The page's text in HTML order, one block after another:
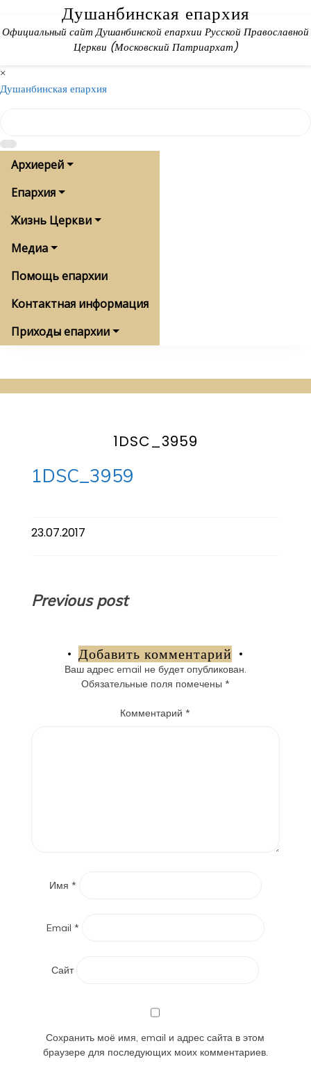
content
Душанбинская епархия
Официальный сайт Душанбинской епархии Русской Православной
Церкви (Московский Патриархат)
×
Душанбинская епархия
Архиерей
Епархия
Жизнь Церкви
Медиа
Помощь епархии
Контактная информация
Приходы епархии
1DSC_3959
1DSC_3959
23.07.2017
Навигация
записям
Previous post
Добавить комментарий
Ваш адрес email не будет опубликован.
Обязательные поля помечены *
Комментарий*
Имя *
Email *
Сайт
Сохранить моё имя, email и адрес сайта в этом
браузере для последующих моих комментариев.